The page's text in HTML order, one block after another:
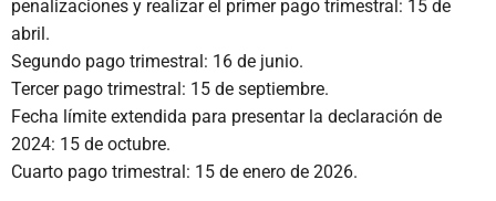
penalizaciones y realizar el primer pago trimestral: 15 de
abril.
Segundo pago trimestral: 16 de junio.
Tercer pago trimestral: 15 de septiembre.
Fecha límite extendida para presentar la declaración de
2024: 15 de octubre.
Cuarto pago trimestral: 15 de enero de 2026.